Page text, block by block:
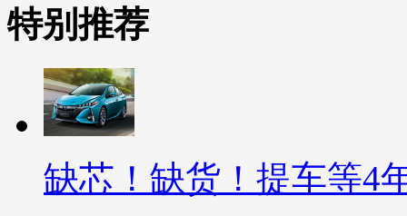
特别推荐
缺芯！缺货！提车等4